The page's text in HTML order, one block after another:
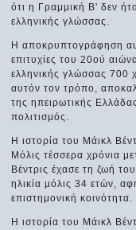
ότι η Γραμμική Β' δεν
ελληνικής γλώσσας.
Η αποκρυπτογράφηση
επιτυχίες του 20ού
ελληνικής γλώσσας 700
αυτόν τον τρόπο,
της ηπειρωτικής
πολιτισμός.
Η ιστορία του Μάικλ
Μόλις τέσσερα χρόνια
Βέντρις έχασε τη ζωή
ηλικία μόλις 34 ετών,
επιστημονική κοινότητα.
Η ιστορία του Μάικλ